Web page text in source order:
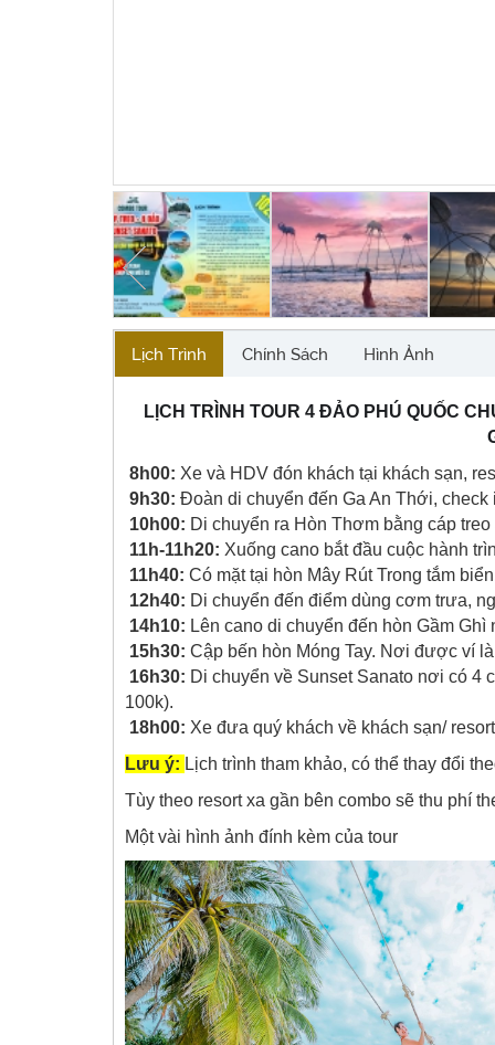
Lịch Trình Chính Sách Hình Ảnh
LỊCH TRÌNH TOUR 4 ĐẢO PHÚ QUỐC
8h00: Xe và HDV đón khách tại khách sạn,
9h30: Đoàn di chuyển đến Ga An Thới,
10h00: Di chuyển ra Hòn Thơm bằng cáp
11h-11h20: Xuống cano bắt đầu cuộc hành
11h40: Có mặt tại hòn Mây Rút Trong tắm
12h40: Di chuyển đến điểm dùng cơm trưa,
14h10: Lên cano di chuyển đến hòn Gầm
15h30: Cập bến hòn Móng Tay. Nơi được ví
16h30: Di chuyển về Sunset Sanato nơi có 4
100k).
18h00: Xe đưa quý khách về khách sạn/
Lưu ý: Lịch trình tham khảo, có thể thay đổi
Tùy theo resort xa gần bên combo sẽ thu phí
Một vài hình ảnh đính kèm của tour